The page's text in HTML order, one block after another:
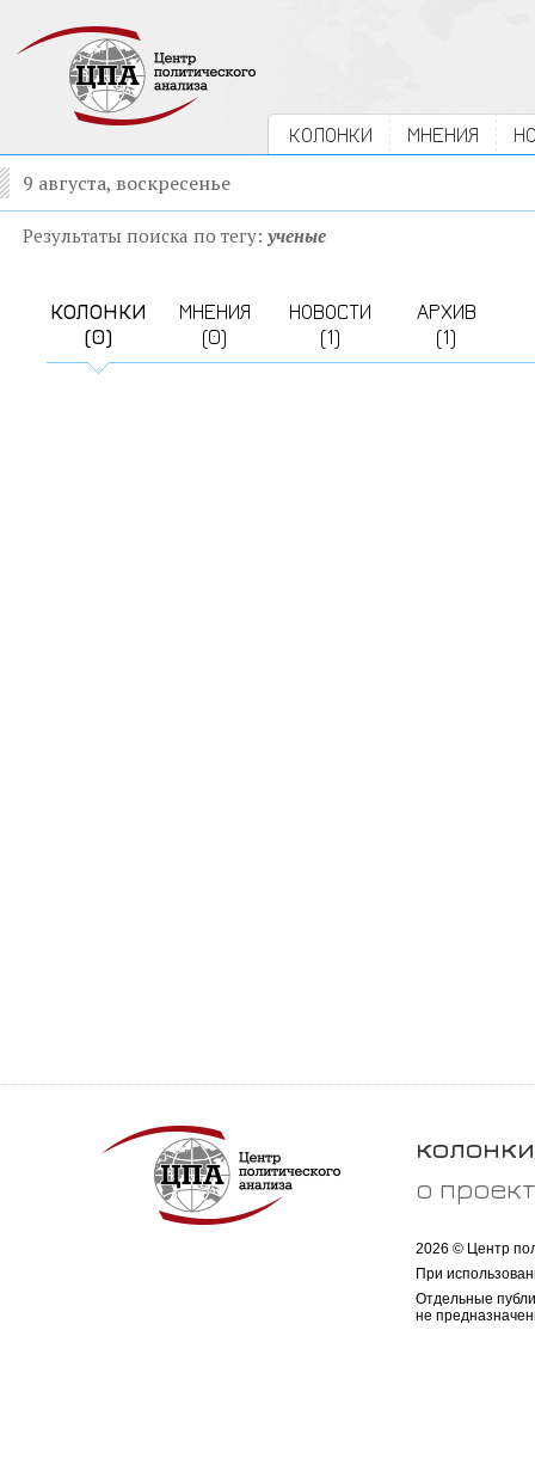
КОЛОНКИ МНЕНИЯ
9 августа, воскресенье
Результаты поиска по тегу: ученые
КОЛОНКИ
(0)
МНЕНИЯ
(0)
НОВОСТИ
(1)
АРХИВ
(1)
колонки
о
2026 © Центр
При
Отдельные
не